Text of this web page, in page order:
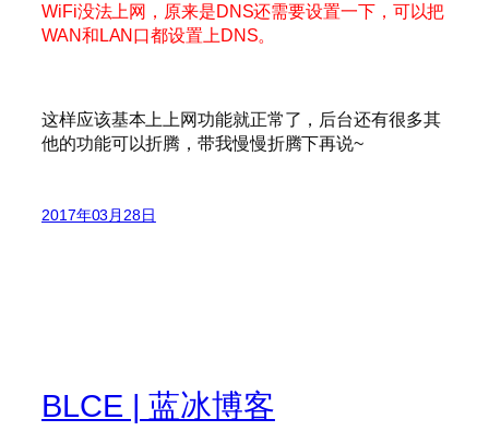
WiFi没法上网，原来是DNS还需要设置一下，可以把
WAN和LAN口都设置上DNS。
这样应该基本上上网功能就正常了，后台还有很多其
他的功能可以折腾，带我慢慢折腾下再说~
2017年03月28日
BLCE | 蓝冰博客